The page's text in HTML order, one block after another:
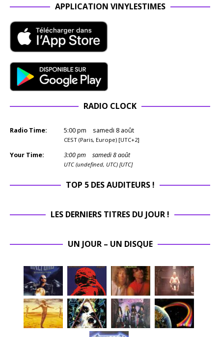
APPLICATION VINYLESTIMES
RADIO CLOCK
Radio Time: 5:00pm samedi 8 août
CEST (Paris, Europe) [UTC+2]
Your Time: 3:00pm samedi 8 août
UTC (undefined, UTC) [UTC]
TOP 5 DES AUDITEURS !
LES DERNIERS TITRES DU JOUR !
UN JOUR – UN DISQUE